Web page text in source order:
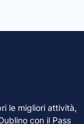
le migliori attività,
con il Pass